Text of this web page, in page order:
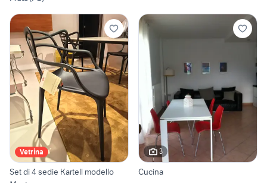
Vetrina
Set di 4 sedie Kartell modello
3
Cucina